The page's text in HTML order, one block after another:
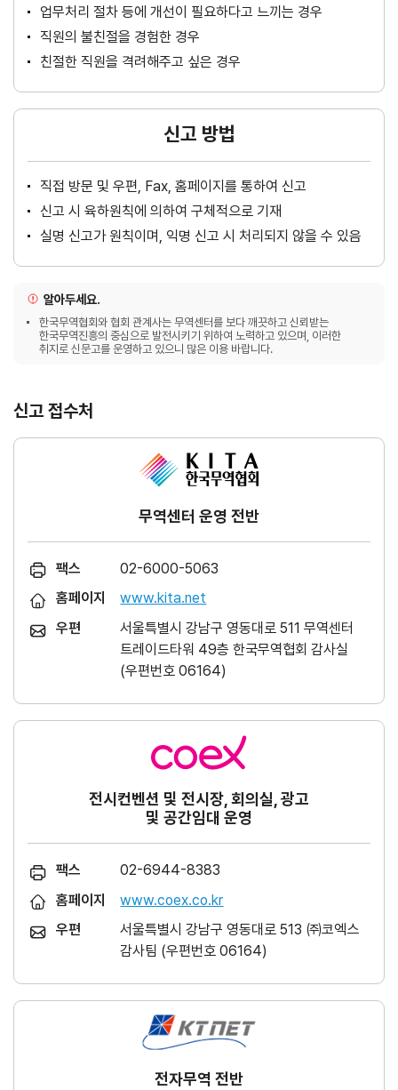
업무처리 절차 등에 개선이 필요하다고 느끼는 경우
직원의 불친절을 경험한 경우
친절한 직원을 격려해주고 싶은 경우
신고 방법
직접 방문 및 우편, Fax, 홈페이지를 통하여 신고
신고 시 육하원칙에 의하여 구체적으로 기재
실명 신고가 원칙이며, 익명 신고 시 처리되지 않을 수 있음
알아두세요.
한국무역협회와 협회 관계사는 무역센터를 보다 깨끗하고 신뢰받는
한국무역진흥의 중심으로 발전시키기 위하여 노력하고 있으며, 이러한
취지로 신문고를 운영하고 있으니 많은 이용 바랍니다.
신고 접수처
무역센터 운영 전반
팩스
02-6000-5063
홈페이지
www.kita.net
우편
서울특별시 강남구 영동대로 511 무역센터
트레이드타워 49층 한국무역협회 감사실
(우편번호 06164)
전시컨벤션 및 전시장, 회의실, 광고
및 공간임대 운영
팩스
02-6944-8383
홈페이지
www.coex.co.kr
우편
서울특별시 강남구 영동대로 513 ㈜코엑스
감사팀 (우편번호 06164)
전자무역 전반